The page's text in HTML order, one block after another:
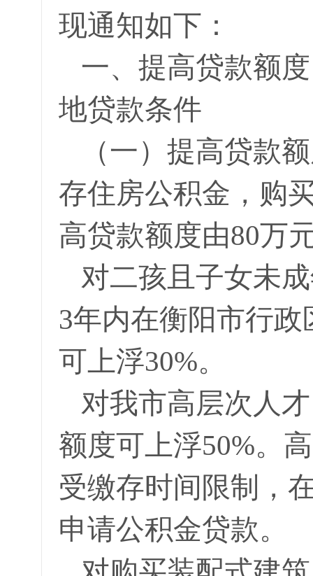
现通知如下：
一、提高贷款额
地贷款条件
（一）提高贷款
存住房公积金，购
高贷款额度由80万
对二孩且子女未
3年内在衡阳市行
可上浮30%。
对我市高层次人
额度可上浮50%。
受缴存时间限制，
申请公积金贷款。